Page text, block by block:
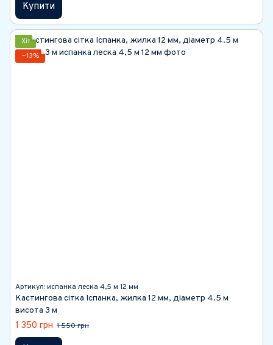
Купити
Хіт
−13%
Артикул: испанка леска 4,5 м 12 мм
Кастингова сітка Іспанка, жилка 12 мм, діаметр 4.5 м
висота 3 м
1 350 грн 1 550 грн